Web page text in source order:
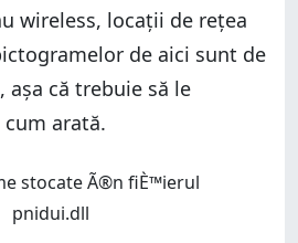
wireless, locații de rețea
de aici sunt de
că trebuie să le
cum arată.